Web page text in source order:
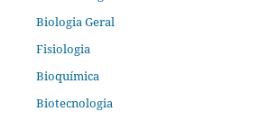
Biologia Geral
Fisiologia
Bioquímica
Biotecnologia